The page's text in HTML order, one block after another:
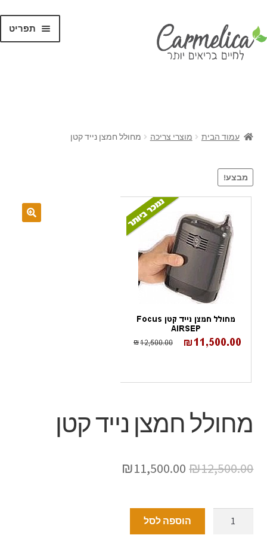
תפריט
עמוד הבית מוצרי צריכה מחולל חמצן נייד קטן
מבצע!
מחולל חמצן נייד קטן
₪12,500.00
₪11,500.00
הוספה לסל